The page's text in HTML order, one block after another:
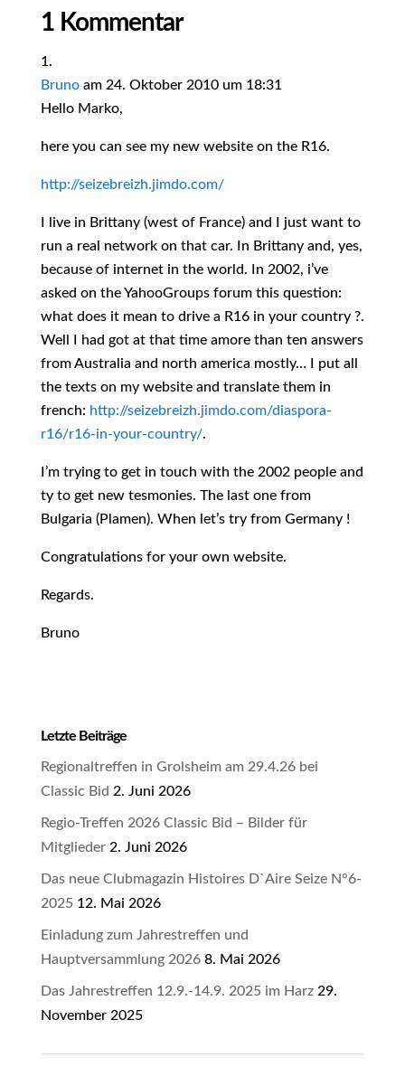
1 Kommentar
Bruno am 24. Oktober 2010 um 18:31
Hello Marko,
here you can see my new website on the R16.
http://seizebreizh.jimdo.com/
I live in Brittany (west of France) and I just want to
run a real network on that car. In Brittany and, yes,
because of internet in the world. In 2002, i’ve
asked on the YahooGroups forum this question:
what does it mean to drive a R16 in your country ?.
Well I had got at that time amore than ten answers
from Australia and north america mostly… I put all
the texts on my website and translate them in
french: http://seizebreizh.jimdo.com/diaspora-
r16/r16-in-your-country/.
I’m trying to get in touch with the 2002 people and
ty to get new tesmonies. The last one from
Bulgaria (Plamen). When let’s try from Germany !
Congratulations for your own website.
Regards.
Bruno
Letzte Beiträge
Regionaltreffen in Grolsheim am 29.4.26 bei
Classic Bid 2. Juni 2026
Regio-Treffen 2026 Classic Bid – Bilder für
Mitglieder 2. Juni 2026
Das neue Clubmagazin Histoires D`Aire Seize N°6-
2025 12. Mai 2026
Einladung zum Jahrestreffen und
Hauptversammlung 2026 8. Mai 2026
Das Jahrestreffen 12.9.-14.9. 2025 im Harz 29.
November 2025